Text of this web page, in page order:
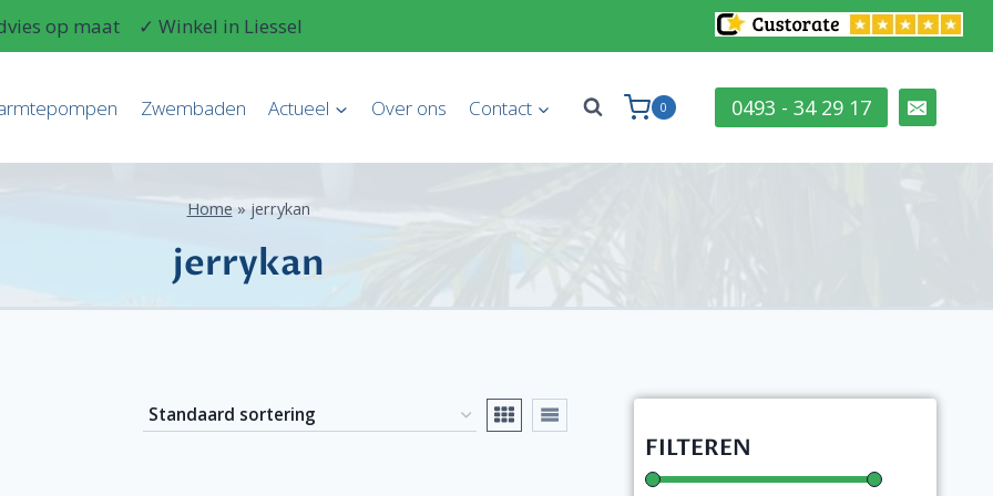
op maat ✓ Winkel in Liessel
Zwembaden Actueel Over ons Contact 0 0493 - 34 29 17
Home » jerrykan
jerrykan
FILTEREN